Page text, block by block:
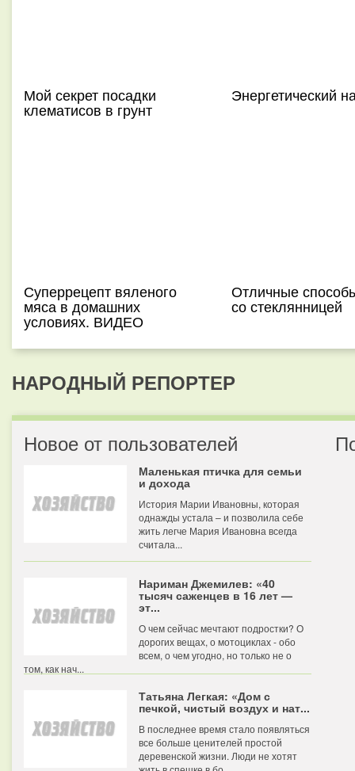
Мой секрет посадки
клематисов в грунт
Энергетический
Суперрецепт вяленого
мяса в домашних
условиях. ВИДЕО
Отличные
со стеклянницей
НАРОДНЫЙ РЕПОРТЕР
Новое от пользователей
Маленькая птичка для семьи
и дохода
История Марии Ивановны, которая
однажды устала – и позволила себе
жить легче Мария Ивановна всегда
считала...
Нариман Джемилев: «40
тысяч саженцев в 16 лет —
эт...
О чем сейчас мечтают подростки? О
дорогих вещах, о мотоциклах - обо
всем, о чем угодно, но только не о
том, как нач...
Татьяна Легкая: «Дом с
печкой, чистый воздух и нат...
В последнее время стало появляться
все больше ценителей простой
деревенской жизни. Люди не хотят